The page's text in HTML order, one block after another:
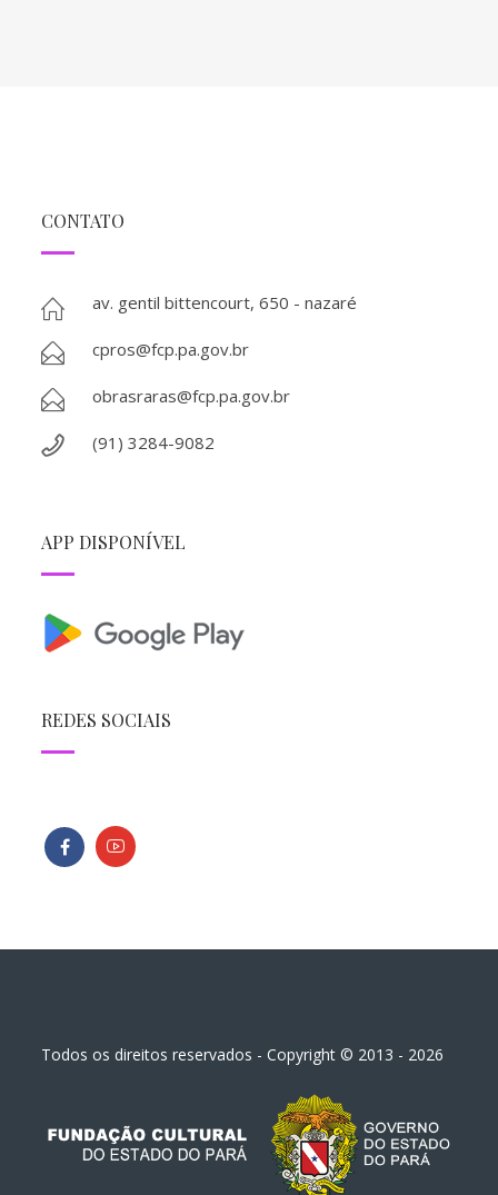
CONTATO
av. gentil bittencourt, 650 - nazaré
cpros@fcp.pa.gov.br
obrasraras@fcp.pa.gov.br
(91) 3284-9082
APP DISPONÍVEL
REDES SOCIAIS
Todos os direitos reservados - Copyright © 2013 - 2026